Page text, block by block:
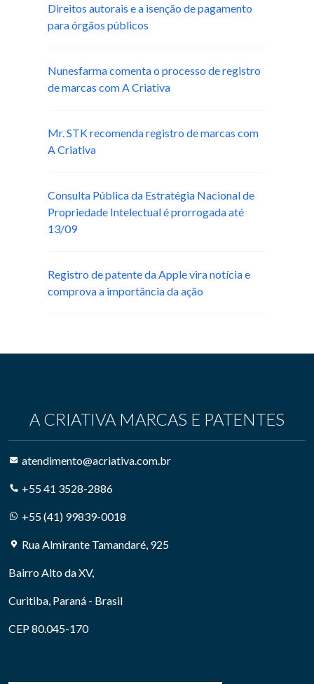
Direitos autorais e a isenção de pagamento
para órgãos públicos
Nunesfarma comenta o processo de registro
de marcas com A Criativa
Mr. STK recomenda registro de marcas com
A Criativa
Consulta Pública da Estratégia Nacional de
Propriedade Intelectual é prorrogada até
13/09
Registro de patente da Apple vira notícia e
comprova a importância da ação
A CRIATIVA MARCAS E PATENTES
atendimento@acriativa.com.br
+55 41 3528-2886
+55 (41) 99839-0018
Rua Almirante Tamandaré, 925
Bairro Alto da XV,
Curitiba, Paraná - Brasil
CEP 80.045-170